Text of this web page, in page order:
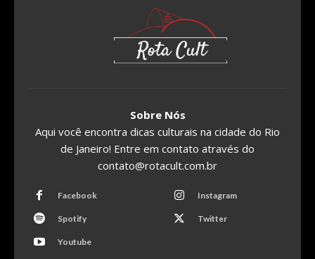
Sobre Nós
Aqui você encontra dicas culturais na cidade do Rio
de Janeiro! Entre em contato através do
contato@rotacult.com.br
Facebook Instagram
Spotify Twitter
Youtube